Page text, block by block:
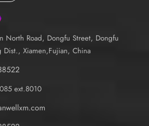
North Road, Dongfu Street, Dongfu
Dist., Xiamen,Fujian, China
ext.8010